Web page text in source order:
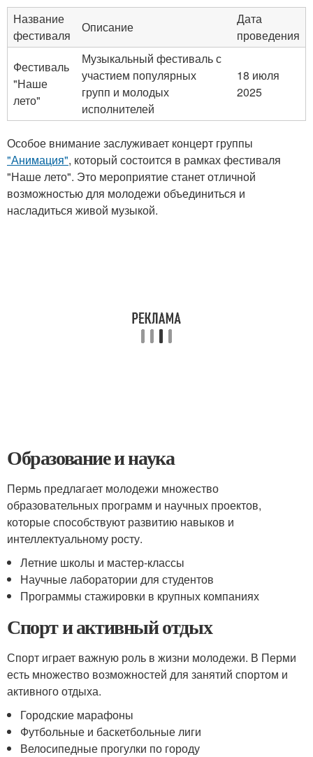
Название
фестиваля
Описание
Дата
проведения
Фестиваль
"Наше
лето"
Музыкальный фестиваль с
участием популярных
групп и молодых
исполнителей
18 июля
2025
Особое внимание заслуживает концерт группы
"Анимация", который состоится в рамках фестиваля
"Наше лето". Это мероприятие станет отличной
возможностью для молодежи объединиться и
насладиться живой музыкой.
Образование и наука
Пермь предлагает молодежи множество
образовательных программ и научных проектов,
которые способствуют развитию навыков и
интеллектуальному росту.
Летние школы и мастер-классы
Научные лаборатории для студентов
Программы стажировки в крупных компаниях
Спорт и активный отдых
Спорт играет важную роль в жизни молодежи. В Перми
есть множество возможностей для занятий спортом и
активного отдыха.
Городские марафоны
Футбольные и баскетбольные лиги
Велосипедные прогулки по городу